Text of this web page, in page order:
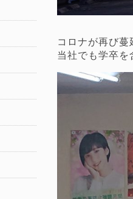
コロナが再び
当社でも学卒